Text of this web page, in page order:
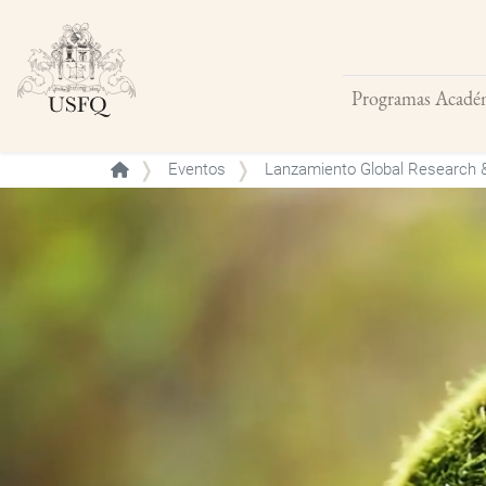
Programas
Buscar
Eventos Lanzamiento Global Research